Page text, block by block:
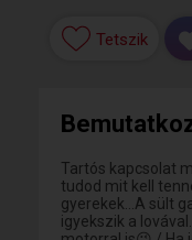
Tetszik
Tartós kapcsolat
tudod mit kell
gyerekek…A sült
igyekszik a